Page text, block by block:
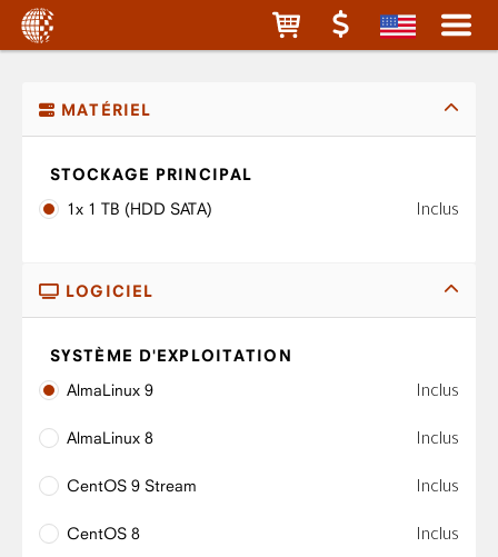
MATÉRIEL
STOCKAGE PRINCIPAL
1x 1 TB (HDD SATA)
Inclus
LOGICIEL
SYSTÈME D'EXPLOITATION
AlmaLinux 9
Inclus
AlmaLinux 8 Inclus
CentOS 9 Stream Inclus
CentOS 8 Inclus